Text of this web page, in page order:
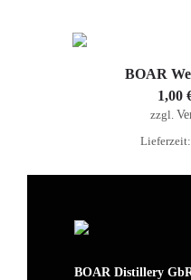
In den
BOAR
1,00
zzgl.
BOAR Distillery